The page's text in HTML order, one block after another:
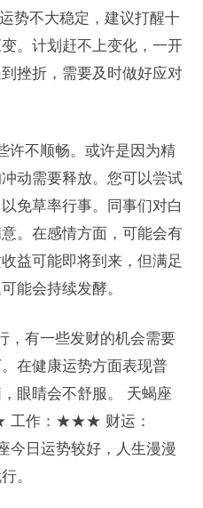
不大稳定，建议打醒十
。计划赶不上变化，一开
挫折，需要及时做好应对
许不顺畅。或许是因为精
动需要释放。您可以尝试
免草率行事。同事们对白
。在感情方面，可能会有
益可能即将到来，但满足
能会持续发酵。
，有一些发财的机会需要
在健康运势方面表现普
眼睛会不舒服。 天蝎座
作：★★★ 财运：
运势较好，人生漫漫
。